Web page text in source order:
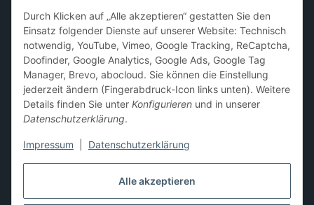
Sammelkarten-Zubehör &
Schutzprodukte
Card Sleeves, Penny Sleeves, Premium Sleeves,Toploader
Magnetic Holder, Sammelalben / Binder / Pocket Pages
Deckboxen ,Playmats undAufbewahrungslösungen
Alle akzeptieren
Durch Klicken auf „Alle akzeptieren“ gestatten Sie den
Einsatz folgender Dienste auf unserer Website: Technisch
notwendig, YouTube, Vimeo, Google Tracking, ReCaptcha,
Doofinder, Google Analytics, Google Ads, Google Tag
Manager, Brevo, abocloud. Sie können die Einstellung
jederzeit ändern (Fingerabdruck-Icon links unten). Weitere
Details finden Sie unter Konfigurieren und in unserer
Datenschutzerklärung.
Impressum Datenschutzerklärung